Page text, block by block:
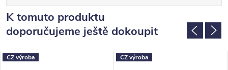
K tomuto produktu
doporučujeme ještě dokoupit
CZ výroba CZ výroba